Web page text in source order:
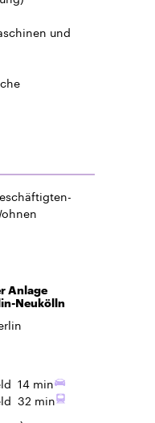
und
Anlage
Neukölln
14 min
32 min